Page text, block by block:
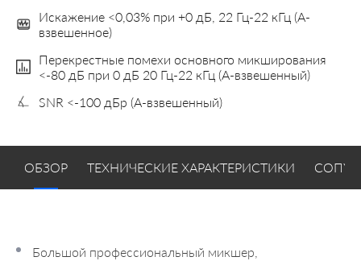
Искажение <0,03% при +0 дБ, 22 Гц-22 кГц (A-
взвешенное)
Перекрестные помехи основного микширования
<-80 дБ при 0 дБ 20 Гц-22 кГц (A-взвешенный)
SNR <-100 дБр (A-взвешенный)
ОБЗОР ТЕХНИЧЕСКИЕ ХАРАКТЕРИСТИКИ
Большой профессиональный микшер,